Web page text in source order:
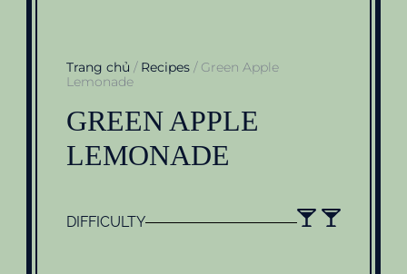
Trang chủ / Recipes / Green Apple
Lemonade
GREEN APPLE
LEMONADE
DIFFICULTY